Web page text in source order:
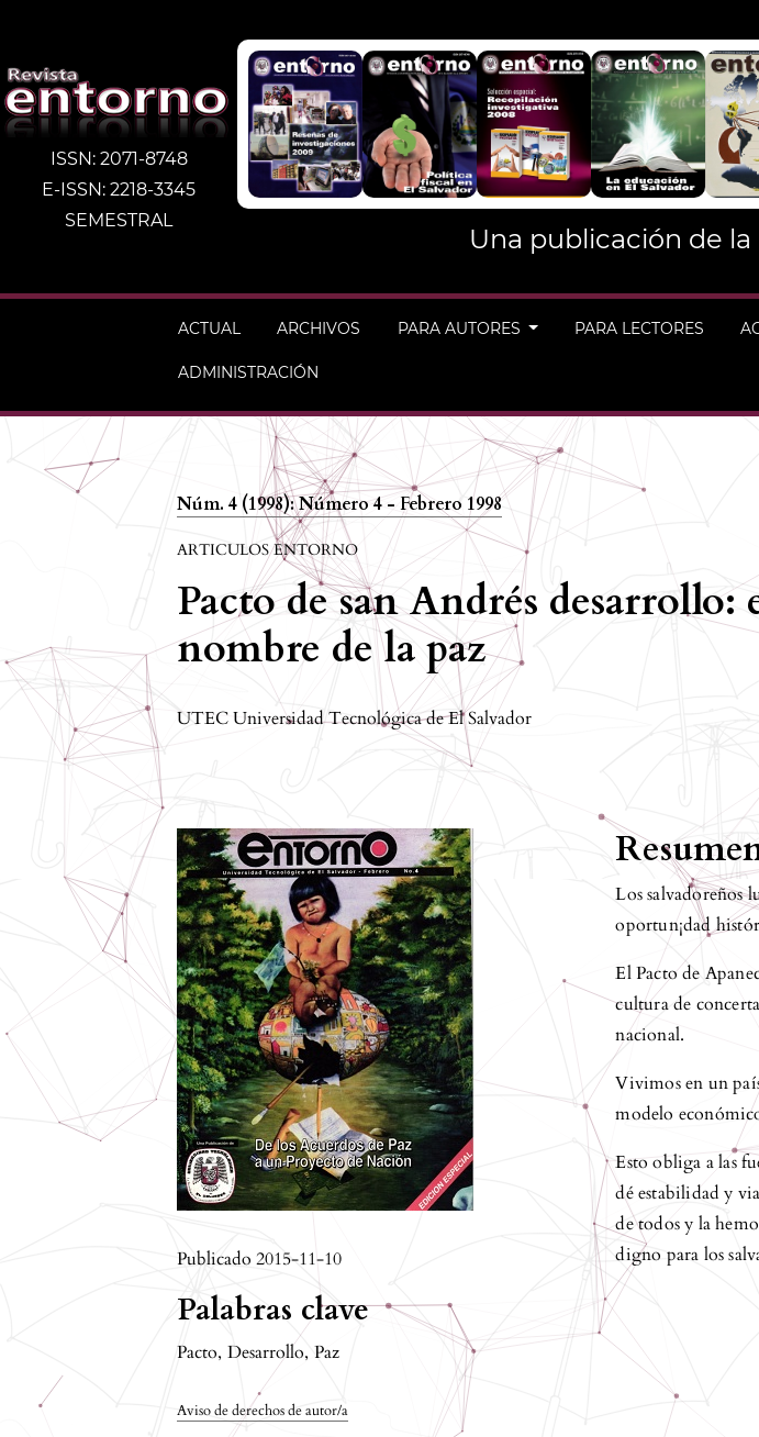
ISSN: 2071-8748
E-ISSN: 2218-3345
SEMESTRAL
Una publicación de
ACTUAL ARCHIVOS PARA AUTORES PARA LECTORES
ADMINISTRACIÓN
Núm. 4 (1998): Número 4 - Febrero 1998
ARTICULOS ENTORNO
Pacto de san Andrés desarrollo:
nombre de la paz
UTEC Universidad Tecnológica de El Salvador
Publicado 2015-11-10
Palabras clave
Pacto, Desarrollo, Paz
Aviso de derechos de autor/a
Los salvadoreños
oportun¡dad
El Pacto de
cultura de
nacional.
Vivimos en un
modelo
Esto obliga a las
dé estabilidad y
de todos y la
digno para los